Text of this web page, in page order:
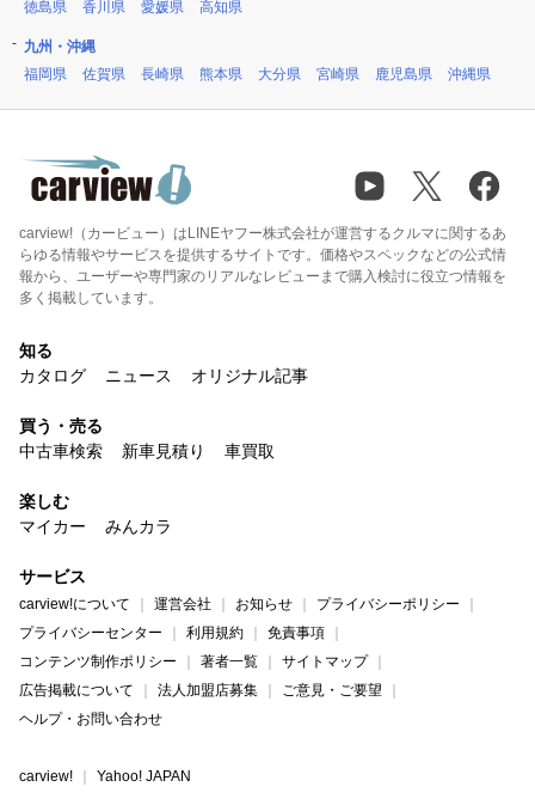
徳島県
香川県 愛媛県 高知県
九州・沖縄
福岡県
佐賀県 長崎県 熊本県 大分県 宮崎県 鹿児島県 沖縄県
carview!（カービュー）はLINEヤフー株式会社が運営するクルマに関するあ
らゆる情報やサービスを提供するサイトです。価格やスペックなどの公式情
報から、ユーザーや専門家のリアルなレビューまで購入検討に役立つ情報を
多く掲載しています。
知る
カタログ
ニュース オリジナル記事
買う・売る
中古車検索
新車見積り 車買取
楽しむ
マイカー
みんカラ
サービス
carview!について 運営会社 お知らせ
プライバシーポリシー
プライバシーセンター
利用規約
免責事項
コンテンツ制作ポリシー
著者一覧
サイトマップ
広告掲載について
法人加盟店募集
ご意見・ご要望
ヘルプ・お問い合わせ
carview! Yahoo! JAPAN